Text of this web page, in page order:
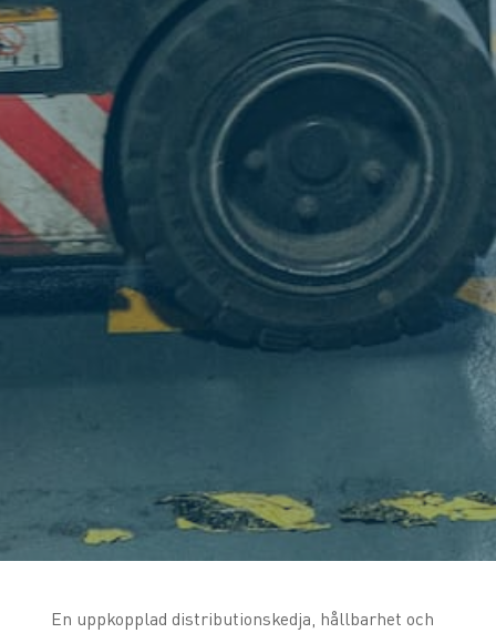
En uppkopplad distributionskedja, hållbarhet och